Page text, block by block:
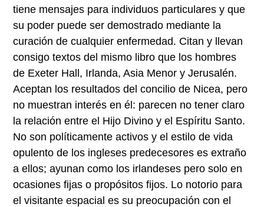
tiene mensajes para individuos particulares y que
su poder puede ser demostrado mediante la
curación de cualquier enfermedad. Citan y llevan
consigo textos del mismo libro que los hombres
de Exeter Hall, Irlanda, Asia Menor y Jerusalén.
Aceptan los resultados del concilio de Nicea, pero
no muestran interés en él: parecen no tener claro
la relación entre el Hijo Divino y el Espíritu Santo.
No son políticamente activos y el estilo de vida
opulento de los ingleses predecesores es extraño
a ellos; ayunan como los irlandeses pero solo en
ocasiones fijas o propósitos fijos. Lo notorio para
el visitante espacial es su preocupación con el